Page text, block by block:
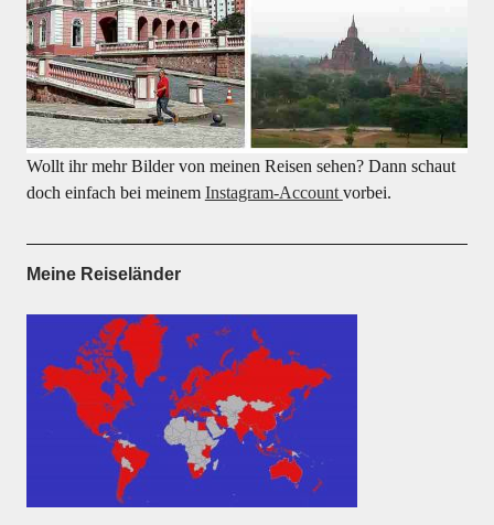
Wollt ihr mehr Bilder von meinen Reisen sehen? Dann schaut
doch einfach bei meinem Instagram-Account vorbei.
Meine Reiseländer